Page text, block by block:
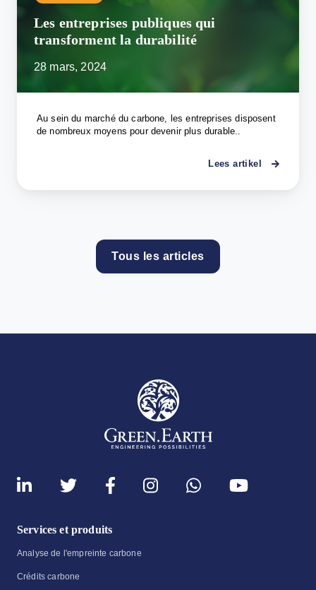
Les entreprises publiques qui
transforment la durabilité
28 mars, 2024
Au sein du marché du carbone, les entreprises disposent
de nombreux moyens pour devenir plus durable..
Lees artikel
Tous les articles
Services et produits
Analyse de l'empreinte carbone
Crédits carbone